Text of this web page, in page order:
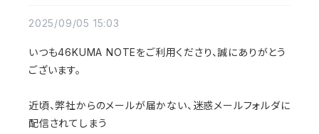
2025/09/05 15:03
いつも46KUMA NOTEをご利用くださり、誠にありがとう
ございます。
近頃、弊社からのメールが届かない、迷惑メールフォルダに
配信されてしまう